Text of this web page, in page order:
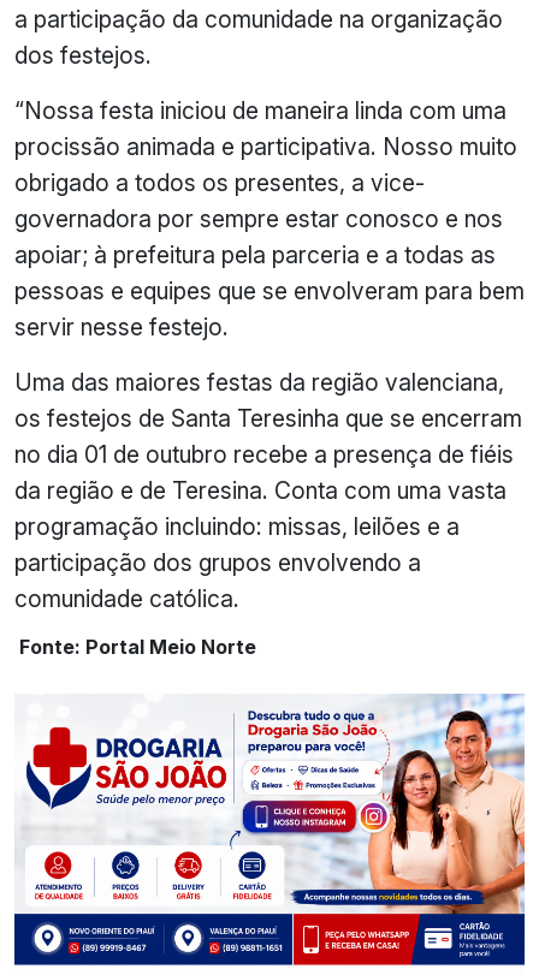
a participação da comunidade na organização
dos festejos.
“Nossa festa iniciou de maneira linda com uma
procissão animada e participativa. Nosso muito
obrigado a todos os presentes, a vice-
governadora por sempre estar conosco e nos
apoiar; à prefeitura pela parceria e a todas as
pessoas e equipes que se envolveram para bem
servir nesse festejo.
Uma das maiores festas da região valenciana,
os festejos de Santa Teresinha que se encerram
no dia 01 de outubro recebe a presença de fiéis
da região e de Teresina. Conta com uma vasta
programação incluindo: missas, leilões e a
participação dos grupos envolvendo a
comunidade católica.
Fonte: Portal Meio Norte